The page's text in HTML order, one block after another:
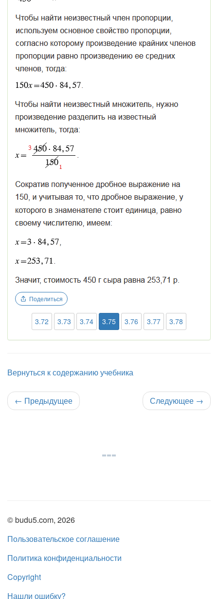
Поделиться
3.72 3.73 3.74 3.75 3.76 3.77 3.78
Вернуться к содержанию учебника
← Предыдущее Следующее →
© budu5.com, 2026
Пользовательское соглашение
Политика конфиденциальности
Copyright
Нашли ошибку?